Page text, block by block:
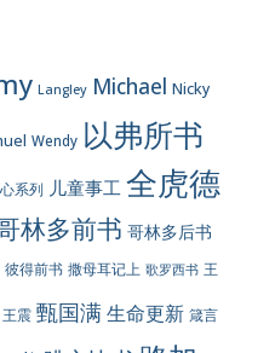
Langley Michael Nicky
Wendy 以弗所书
系列 儿童事工 全虎德
林多前书 哥林多后书
彼得前书 撒母耳记上 歌罗西书 王
王震 甄国满生命更新 箴言